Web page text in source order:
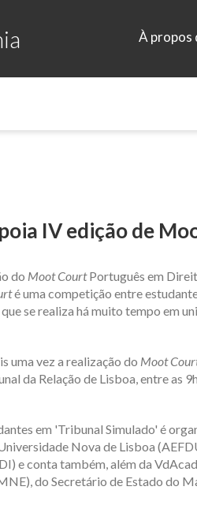
À propos
IV edição de
do Moot CourtPortuguês em
é uma competição entre
se realiza há muito tempo em
uma vez a realização do Moot
da Relação de Lisboa, entre as
em 'Tribunal Simulado' é
Nova de Lisboa
e conta também, além da
do Secretário de Estado do